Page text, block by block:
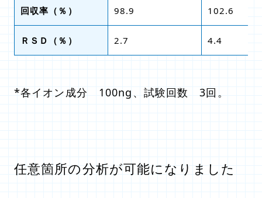
回収率（％） 98.9 102.6
ＲＳＤ（％） 2.7 4.4
*各イオン成分 100ng、試験回数 3回。
任意箇所の分析が可能になりました